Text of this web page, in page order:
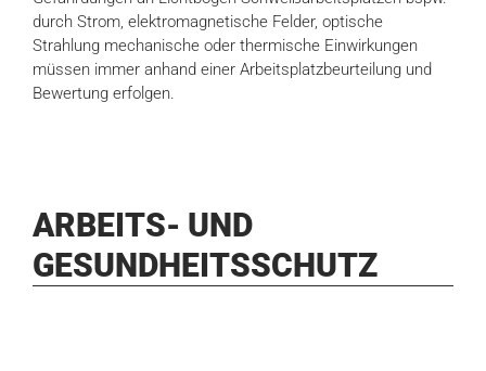
durch Strom, elektromagnetische Felder, optische
Strahlung mechanische oder thermische Einwirkungen
müssen immer anhand einer Arbeitsplatzbeurteilung und
Bewertung erfolgen.
ARBEITS- UND
GESUNDHEITSSCHUTZ